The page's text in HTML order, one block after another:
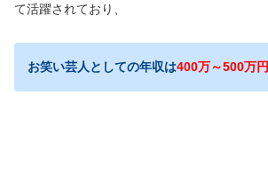
て活躍されており、
お笑い芸人としての年収は400万～500万円